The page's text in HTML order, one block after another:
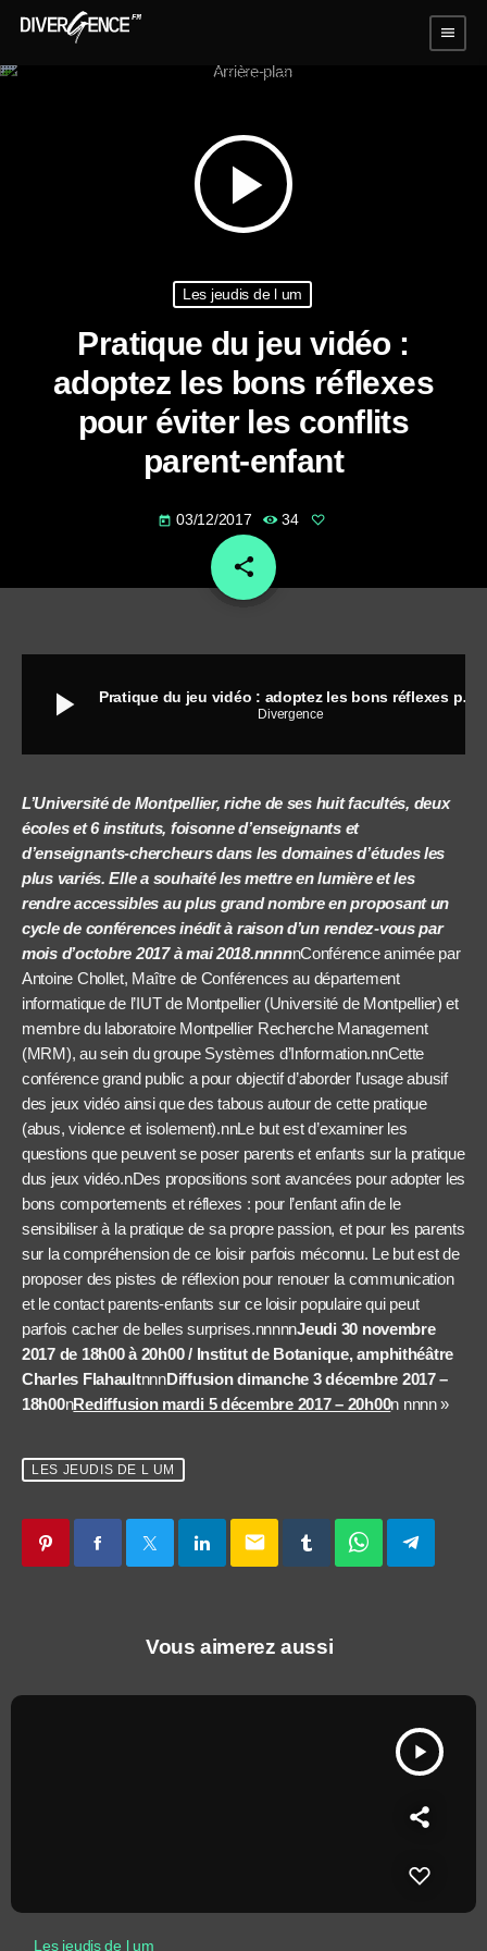
menu
play_arrow
Les jeudis de l um
Pratique du jeu vidéo :
adoptez les bons réflexes
pour éviter les conflits
parent-enfant
today 03/12/2017 34
share
email
play_arrow Pratique du jeu vidéo : adoptez les bons réflexes pour éviter les conflits parent-enfant
Divergence
L’Université de Montpellier, riche de ses huit facultés, deux
écoles et 6 instituts, foisonne d’enseignants et
d’enseignants-chercheurs dans les domaines d’études les
plus variés. Elle a souhaité les mettre en lumière et les
rendre accessibles au plus grand nombre en proposant un
cycle de conférences inédit à raison d’un rendez-vous par
mois d’octobre 2017 à mai 2018.nnnnnConférence animée par
Antoine Chollet, Maître de Conférences au département
informatique de l’IUT de Montpellier (Université de Montpellier) et
membre du laboratoire Montpellier Recherche Management
(MRM), au sein du groupe Systèmes d’Information.nnCette
conférence grand public a pour objectif d’aborder l’usage abusif
des jeux vidéo ainsi que des tabous autour de cette pratique
(abus, violence et isolement).nnLe but est d’examiner les
questions que peuvent se poser parents et enfants sur la pratique
dus jeux vidéo.nDes propositions sont avancées pour adopter les
bons comportements et réflexes : pour l’enfant afin de le
sensibiliser à la pratique de sa propre passion, et pour les parents
sur la compréhension de ce loisir parfois méconnu. Le but est de
proposer des pistes de réflexion pour renouer la communication
et le contact parents-enfants sur ce loisir populaire qui peut
parfois cacher de belles surprises.nnnnnJeudi 30 novembre
2017 de 18h00 à 20h00 / Institut de Botanique, amphithéâtre
Charles FlahaultnnnDiffusion dimanche 3 décembre 2017 –
18h00nRediffusion mardi 5 décembre 2017 – 20h00n nnnn »
LES JEUDIS DE L UM
email
Vous aimerez aussi
play_arrow
Les jeudis de l um